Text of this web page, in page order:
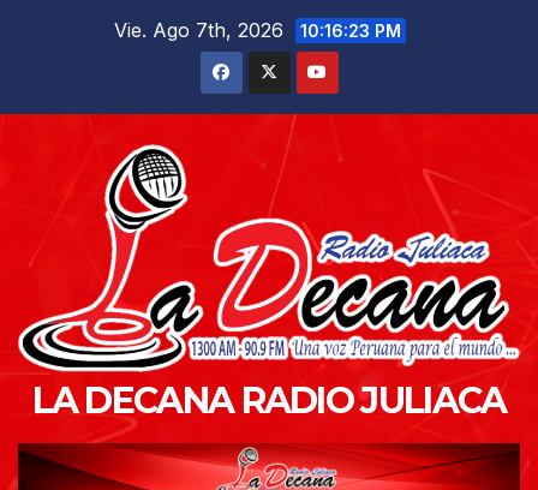
Vie. Ago 7th, 2026 10:16:24 PM
LA DECANA RADIO JULIACA